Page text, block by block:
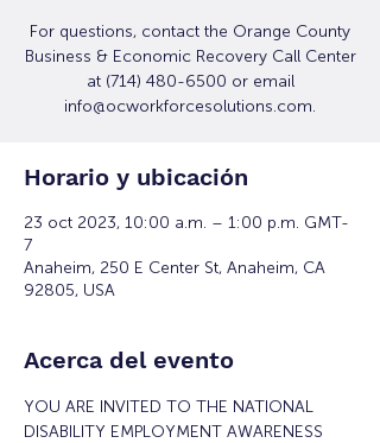
For questions, contact the Orange County
Business & Economic Recovery Call Center
at (714) 480-6500 or email
info@ocworkforcesolutions.com.
Horario y ubicación
23 oct 2023, 10:00 a.m. – 1:00 p.m. GMT-
7
Anaheim, 250 E Center St, Anaheim, CA
92805, USA
Acerca del evento
YOU ARE INVITED TO THE NATIONAL
DISABILITY EMPLOYMENT AWARENESS